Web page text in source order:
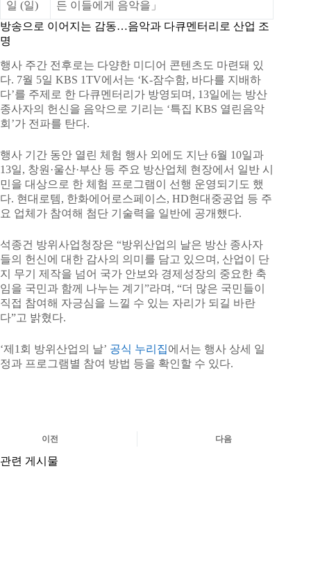
일 (일)
든 이들에게 음악을」
방송으로 이어지는 감동…음악과 다큐멘터리로 산업 조
명
행사 주간 전후로는 다양한 미디어 콘텐츠도 마련돼 있
다. 7월 5일 KBS 1TV에서는 ‘K-잠수함, 바다를 지배하
다’를 주제로 한 다큐멘터리가 방영되며, 13일에는 방산
종사자의 헌신을 음악으로 기리는 ‘특집 KBS 열린음악
회’가 전파를 탄다.
행사 기간 동안 열린 체험 행사 외에도 지난 6월 10일과
13일, 창원·울산·부산 등 주요 방산업체 현장에서 일반 시
민을 대상으로 한 체험 프로그램이 선행 운영되기도 했
다. 현대로템, 한화에어로스페이스, HD현대중공업 등 주
요 업체가 참여해 첨단 기술력을 일반에 공개했다.
석종건 방위사업청장은 “방위산업의 날은 방산 종사자
들의 헌신에 대한 감사의 의미를 담고 있으며, 산업이 단
지 무기 제작을 넘어 국가 안보와 경제성장의 중요한 축
임을 국민과 함께 나누는 계기”라며, “더 많은 국민들이
직접 참여해 자긍심을 느낄 수 있는 자리가 되길 바란
다”고 밝혔다.
‘제1회 방위산업의 날’ 공식 누리집에서는 행사 상세 일
정과 프로그램별 참여 방법 등을 확인할 수 있다.
이전 다음
관련 게시물